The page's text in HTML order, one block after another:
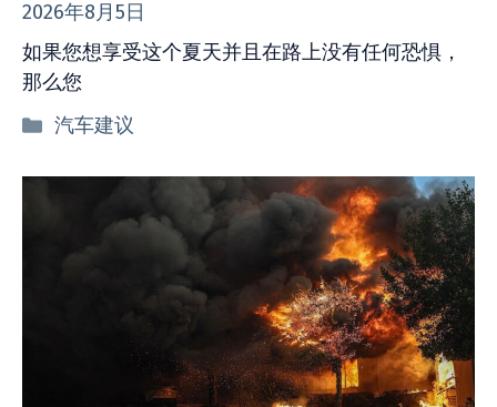
2026年8月5日
如果您想享受这个夏天并且在路上没有任何恐惧，
那么您
分
汽车建议